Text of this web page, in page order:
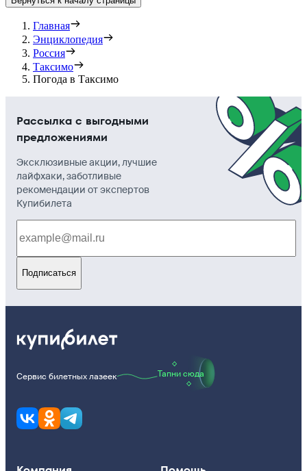
Главная
Энциклопедия
Россия
Таксимо
Погода в Таксимо
Рассылка с выгодными
предложениями
Эксклюзивные акции, лучшие
лайфхаки, заботливые
рекомендации от экспертов
Купибилета
Подписаться
Сервис билетных лазеек Тапни сюда